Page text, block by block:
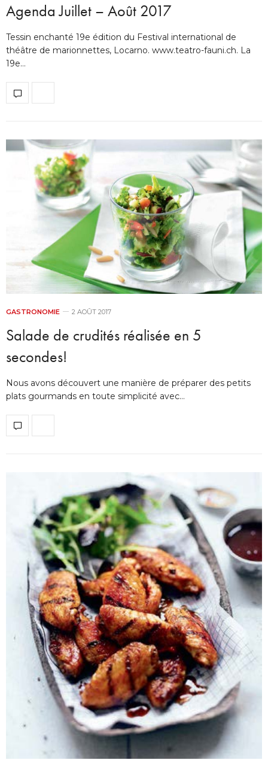
Agenda Juillet – Août 2017
Tessin enchanté 19e édition du Festival international de
théâtre de marionnettes, Locarno. www.teatro-fauni.ch. La
19e…
GASTRONOMIE 2 AOÛT 2017
Salade de crudités réalisée en 5
secondes!
Nous avons découvert une manière de préparer des petits
plats gourmands en toute simplicité avec…